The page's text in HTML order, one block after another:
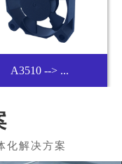
B6015 --> ...